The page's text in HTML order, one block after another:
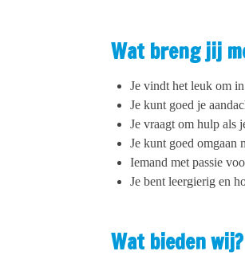
Wat breng jij
Je vindt het leuk om
Je kunt goed je
Je vraagt om hulp als
Je kunt goed omgaan
Iemand met passie
Je bent leergierig en
Wat bieden wij?